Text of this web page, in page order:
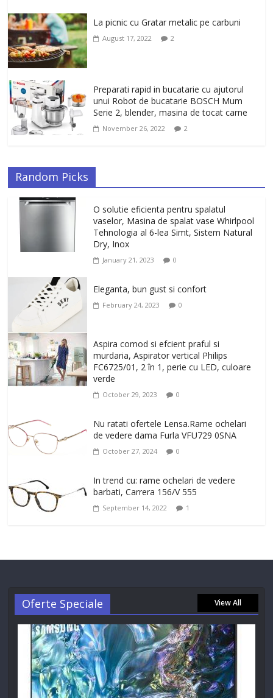
La picnic cu Gratar metalic pe carbuni
August 17, 2022 2
Preparati rapid in bucatarie cu ajutorul
unui Robot de bucatarie BOSCH Mum
Serie 2, blender, masina de tocat carne
November 26, 2022 2
Random Picks
O solutie eficienta pentru spalatul
vaselor, Masina de spalat vase Whirlpool
Tehnologia al 6-lea Simt, Sistem Natural
Dry, Inox
January 21, 2023 0
Eleganta, bun gust si confort
February 24, 2023 0
Aspira comod si efcient praful si
murdaria, Aspirator vertical Philips
FC6725/01, 2 în 1, perie cu LED, culoare
verde
October 29, 2023 0
Nu ratati ofertele Lensa.Rame ochelari
de vedere dama Furla VFU729 0SNA
October 27, 2024 0
In trend cu: rame ochelari de vedere
barbati, Carrera 156/V 555
September 14, 2022 1
Oferte Speciale View All